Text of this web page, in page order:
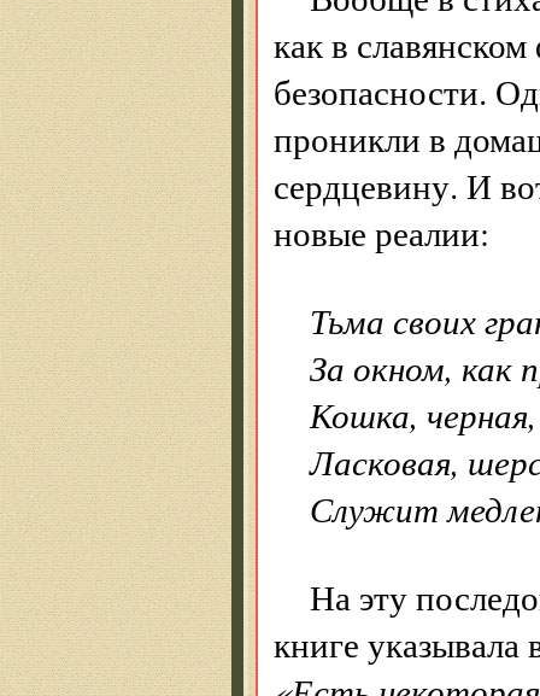
как в
безопасности.
проникли в
сердцевину. И
новые реалии:
Тьма своих
За окном, как
Кошка,
Ласковая,
Служит
На эту
книге